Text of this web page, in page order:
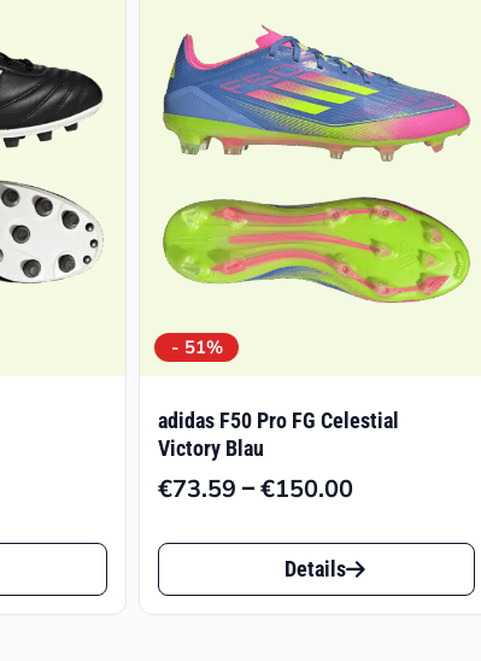
- 51%
adidas F50 Pro FG Celestial
Victory Blau
€73.59 –€150.00Preisspanne:
bis
€150.00
Dieses
Produkt
Details